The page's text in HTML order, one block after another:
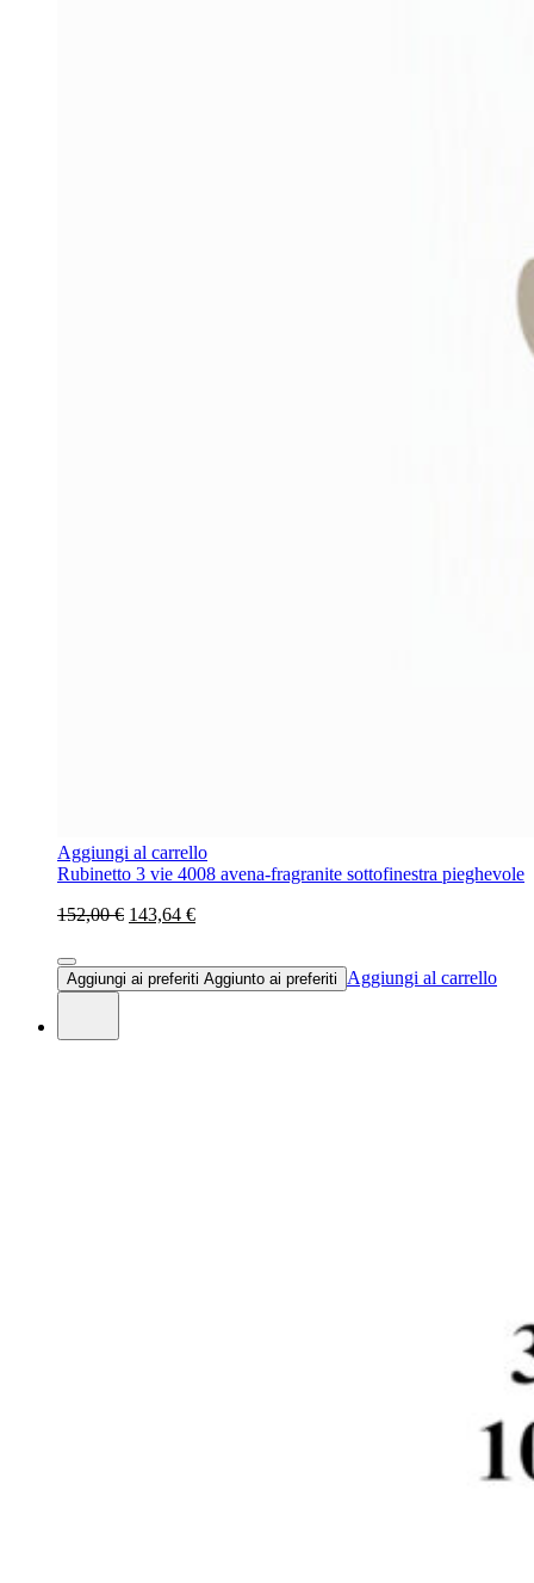
Aggiungi al carrello
Rubinetto 3 vie 4008 avena-fragranite sottofinestra pieghevole
152,00 € 143,64 €
Aggiungi ai preferiti Aggiunto ai preferiti Aggiungi al carrello